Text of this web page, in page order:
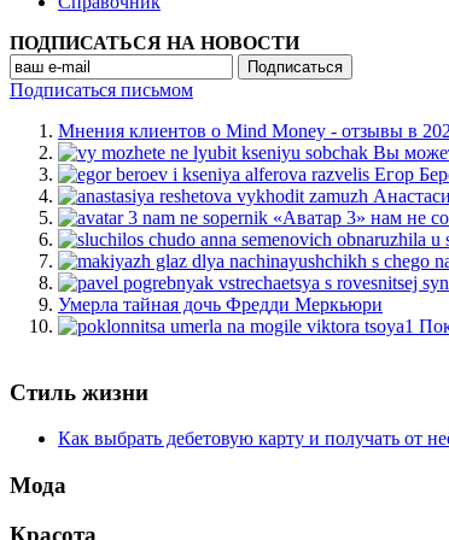
ПОДПИСАТЬСЯ НА НОВОСТИ
Подписаться письмом
Мнения клиентов о Mind Money - отзывы в
Вы
Егор
«Аватар 3» нам не
Умерла тайная дочь Фредди Меркьюри
Стиль жизни
Как выбрать дебетовую карту и получать от
Мода
Красота